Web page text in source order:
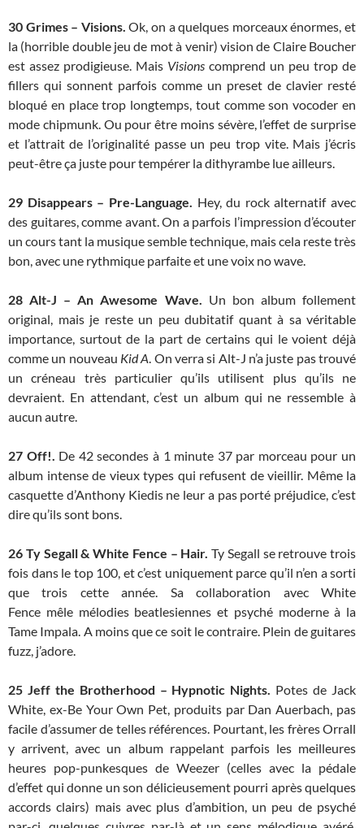
30 Grimes – Visions.Ok, on a quelques morceaux énormes, et
la (horrible double jeu de mot à venir) vision de Claire Boucher
est assez prodigieuse. Mais Visions comprend un peu trop de
fillers qui sonnent parfois comme un preset de clavier resté
bloqué en place trop longtemps, tout comme son vocoder en
mode chipmunk. Ou pour être moins sévère, l’effet de surprise
et l’attrait de l’originalité passe un peu trop vite. Mais j’écris
peut-être ça juste pour tempérer la dithyrambe lue ailleurs.
29 Disappears – Pre-Language. Hey, du rock alternatif avec
des guitares, comme avant. On a parfois l’impression d’écouter
un cours tant la musique semble technique, mais cela reste très
bon, avec une rythmique parfaite et une voix no wave.
28Alt-J – An Awesome Wave. Un bon album follement
original, mais je reste un peu dubitatif quant à sa véritable
importance, surtout de la part de certains qui le voient déjà
comme un nouveau Kid A. On verra si Alt-J n’a juste pas trouvé
un créneau très particulier qu’ils utilisent plus qu’ils ne
devraient. En attendant, c’est un album qui ne ressemble à
aucun autre.
27 Off!. De 42 secondes à 1 minute 37 par morceau pour un
album intense de vieux types qui refusent de vieillir. Même la
casquette d’Anthony Kiedis ne leur a pas porté préjudice, c’est
dire qu’ils sont bons.
26 Ty Segall & White Fence – Hair. Ty Segall se retrouve trois
fois dans le top 100, et c’est uniquement parce qu’il n’en a sorti
que trois cette année. Sa collaboration avec White
Fence mêle mélodies beatlesiennes et psyché moderne à la
Tame Impala. A moins que ce soit le contraire. Plein de guitares
fuzz, j’adore.
25 Jeff the Brotherhood – Hypnotic Nights. Potes de Jack
White, ex-Be Your Own Pet, produits par Dan Auerbach, pas
facile d’assumer de telles références. Pourtant, les frères Orrall
y arrivent, avec un album rappelant parfois les meilleures
heures pop-punkesques de Weezer (celles avec la pédale
d’effet qui donne un son délicieusement pourri après quelques
accords clairs) mais avec plus d’ambition, un peu de psyché